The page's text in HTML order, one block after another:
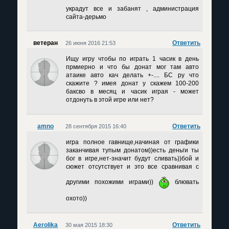
украдут все и забанят , администрация
сайта-дерьмо
ветеран Ответить
26 июня 2016 21:53
Ищу игру чтобы по играть 1 часик в день
прмиерно и что бы донат мог там авто
атаике авто кач делать +-.... БС ру что
скажите ? имея донат у скажем 100-200
баксво в месяц и часик играя - может
отдонуть в этой игре или нет?
amno Ответить
28 сентября 2015 16:40
игра полное гавнище,начиная от графики
заканчивая тупым донатом))есть деньги ты
бог в игре,нет-значит будут сливать))бой и
сюжет отсутствует и это все сравнивая с
другими похожими играми)) блювать
охото))
Aerolika Ответить
30 мая 2015 18:30